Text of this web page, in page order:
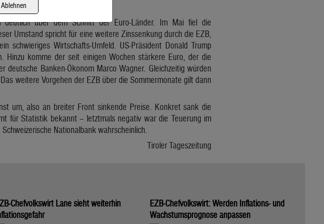
über dem Schnitt der Euro-Länder. Im Mai fiel die
Umstand spricht für eine weitere Zinssenkung durch die EZB,
Wirtschafts-Umfeld. US-Präsident Donald Trump
Hinzu komme der seit einigen Wochen stärkere Euro, der die
Banken-Ökonom Marco Wagner. Gleichzeitig würden
weitere Vorgehen der EZB über die Sommermonate gilt dann
um, also an breiter Front sinkende Preise. Konkret sank die
für Statistik bekannt – letztmals negativ war die Teuerung im
Nationalbank wahrscheinlich.
Tiroler Tageszeitung
Chefvolkswirt Lane sieht weiterhin
EZB-Chefvolkswirt: Werden Inflations- und
Wachstumsprognose anpassen
Ablehnen